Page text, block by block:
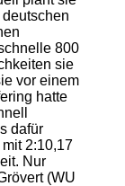
800
sie
vor einem
hatte
dafür
2:10,17
Nur
(WU